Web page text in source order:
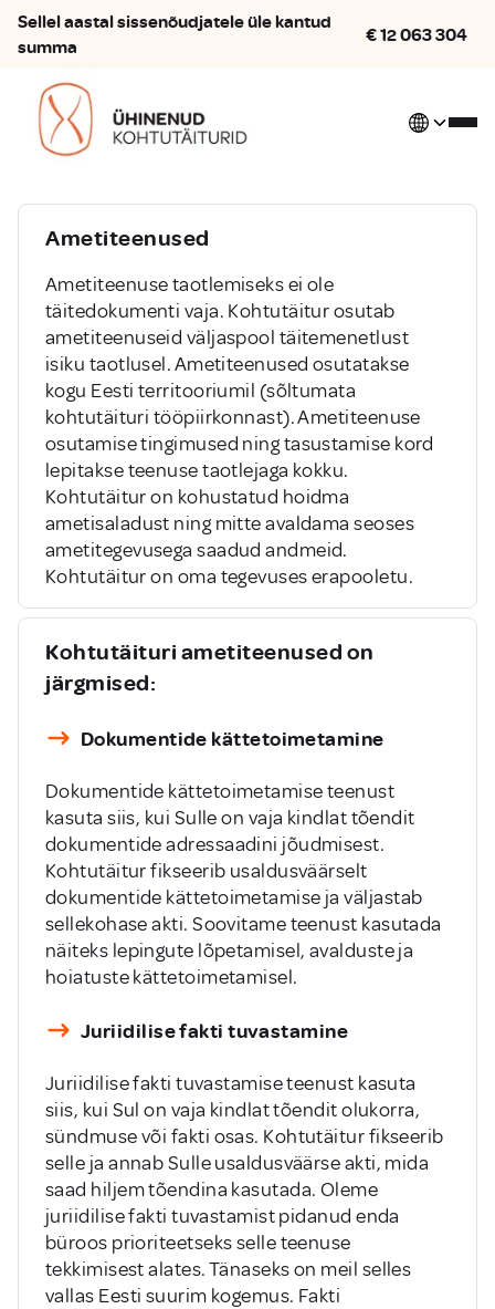
Sellel aastal sissenõudjatele üle kantud
summa
€12 063 304
Ametiteenused
Ametiteenuse taotlemiseks ei ole
täitedokumenti vaja. Kohtutäitur osutab
ametiteenuseid väljaspool täitemenetlust
isiku taotlusel. Ametiteenused osutatakse
kogu Eesti territooriumil (sõltumata
kohtutäituri tööpiirkonnast). Ametiteenuse
osutamise tingimused ning tasustamise kord
lepitakse teenuse taotlejaga kokku.
Kohtutäitur on kohustatud hoidma
ametisaladust ning mitte avaldama seoses
ametitegevusega saadud andmeid.
Kohtutäitur on oma tegevuses erapooletu.
Kohtutäituri ametiteenused on
järgmised:
Dokumentide kättetoimetamine
Dokumentide kättetoimetamise teenust
kasuta siis, kui Sulle on vaja kindlat tõendit
dokumentide adressaadini jõudmisest.
Kohtutäitur fikseerib usaldusväärselt
dokumentide kättetoimetamise ja väljastab
sellekohase akti. Soovitame teenust kasutada
näiteks lepingute lõpetamisel, avalduste ja
hoiatuste kättetoimetamisel.
Juriidilise fakti tuvastamine
Juriidilise fakti tuvastamise teenust kasuta
siis, kui Sul on vaja kindlat tõendit olukorra,
sündmuse või fakti osas. Kohtutäitur fikseerib
selle ja annab Sulle usaldusväärse akti, mida
saad hiljem tõendina kasutada. Oleme
juriidilise fakti tuvastamist pidanud enda
büroos prioriteetseks selle teenuse
tekkimisest alates. Tänaseks on meil selles
vallas Eesti suurim kogemus. Fakti